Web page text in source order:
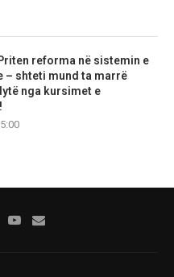
reforma në sistemin e
– shteti mund ta marrë
nga kursimet e